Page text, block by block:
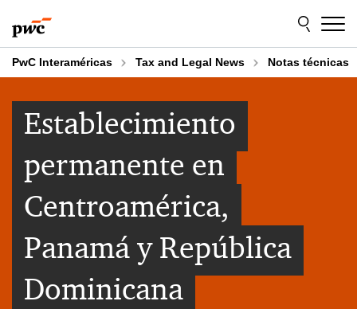
to
content
to
footer
PwC Interaméricas Tax and Legal News Notas técnicas
Establecimiento
permanente en
Centroamérica,
Panamá y República
Dominicana